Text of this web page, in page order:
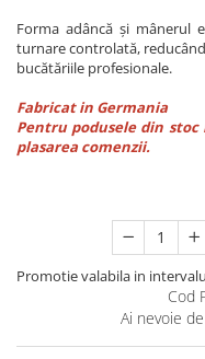
Decupatoare
Evenimente
Figurine
Geometrice
Sarbatori
Mixere planetare
Aparate copt tarte
Aparate si Matrite/Chitare
Forma adâncă și mânerul
turnare controlată,
bucătăriile profesionale.
Fabricat in Germania
Pentru podusele din
plasarea comenzii.
Promotie valabila in
Cod
Ai nevoie